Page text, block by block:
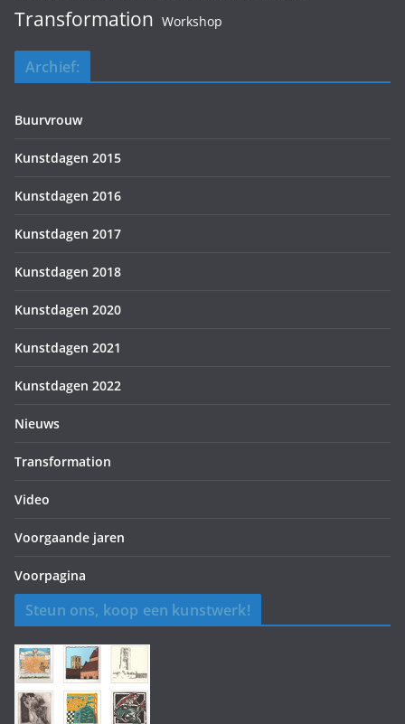
Transformation Workshop
Archief:
Buurvrouw
Kunstdagen 2015
Kunstdagen 2016
Kunstdagen 2017
Kunstdagen 2018
Kunstdagen 2020
Kunstdagen 2021
Kunstdagen 2022
Nieuws
Transformation
Video
Voorgaande jaren
Voorpagina
Steun ons, koop een kunstwerk!